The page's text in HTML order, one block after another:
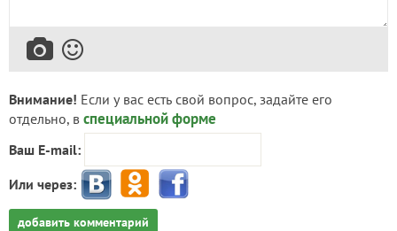
Внимание! Если у вас есть свой вопрос, задайте его
отдельно, в специальной форме
Ваш E-mail:
Или через:
добавить комментарий